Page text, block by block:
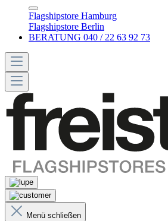
Flagshipstore Hamburg
Flagshipstore Berlin
BERATUNG 040 / 22 63 92 73
Menü schließen